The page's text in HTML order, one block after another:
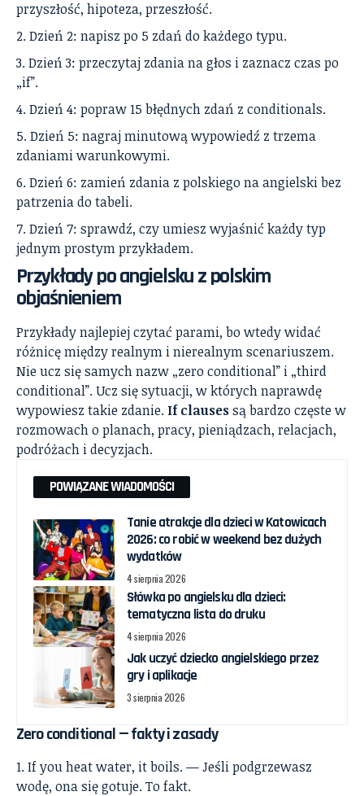
przyszłość, hipoteza, przeszłość.
Dzień 2: napisz po 5 zdań do każdego typu.
Dzień 3: przeczytaj zdania na głos i zaznacz czas po
„if”.
Dzień 4: popraw 15 błędnych zdań z conditionals.
Dzień 5: nagraj minutową wypowiedź z trzema
zdaniami warunkowymi.
Dzień 6: zamień zdania z polskiego na angielski bez
patrzenia do tabeli.
Dzień 7: sprawdź, czy umiesz wyjaśnić każdy typ
jednym prostym przykładem.
Przykłady po angielsku z polskim
objaśnieniem
Przykłady najlepiej czytać parami, bo wtedy widać
różnicę między realnym i nierealnym scenariuszem.
Nie ucz się samych nazw „zero conditional” i „third
conditional”. Ucz się sytuacji, w których naprawdę
wypowiesz takie zdanie. If clausessą bardzo częste w
rozmowach o planach, pracy, pieniądzach, relacjach,
podróżach i decyzjach.
POWIĄZANE WIADOMOŚCI
Tanie atrakcje dla dzieci w Katowicach
2026: co robić w weekend bez dużych
wydatków
4 sierpnia 2026
Słówka po angielsku dla dzieci:
tematyczna lista do druku
4 sierpnia 2026
Jak uczyć dziecko angielskiego przez
gry i aplikacje
3 sierpnia 2026
Zero conditional — fakty i zasady
If you heat water, it boils. — Jeśli podgrzewasz
wodę, ona się gotuje. To fakt.